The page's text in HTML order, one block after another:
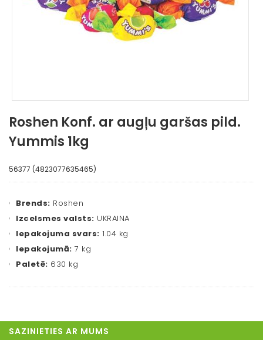
Roshen Konf. ar augļu garšas pild.
Yummis 1kg
56377 (4823077635465)
Brends: Roshen
Izcelsmes valsts: UKRAINA
Iepakojuma svars: 1.04 kg
Iepakojumā: 7 kg
Paletē: 630 kg
SAZINIETIES AR MUMS